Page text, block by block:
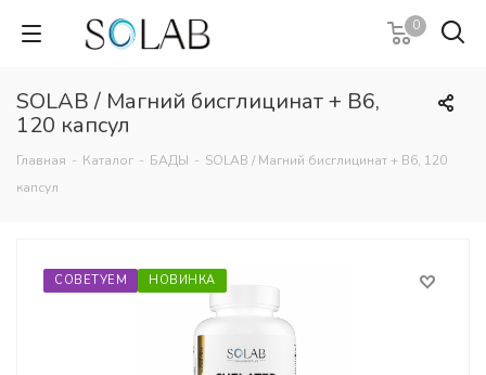
0
SOLAB / Магний бисглицинат + В6,
120 капсул
Главная - Каталог - БАДЫ - SOLAB / Магний бисглицинат + В6, 120
капсул
СОВЕТУЕМ НОВИНКА